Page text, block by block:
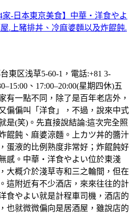
家-日本東京美食】中華・洋食やよ
.上豬排丼、冷麻婆麵以及炸餛飩.
東区浅草5-60-1，電話:+81 3-
、17:00–20:00(星期四休)五
有一點不同，除了是百年老店外，
偏偏叫「洋食」，不過，說來中式
是(笑)。先直接說結論:這次完全照
餛飩、麻婆涼麵。上カツ丼的醬汁
蛋液的比例熟度非常好；炸餛飩好
感。中華・洋食やよい位於東淺
大概介於淺草寺和三之輪間，但在
這附近有不少酒店，來來往往的計
食やよい就是計程車司機，酒店的
也就微微偏向是居酒屋，雖說店的